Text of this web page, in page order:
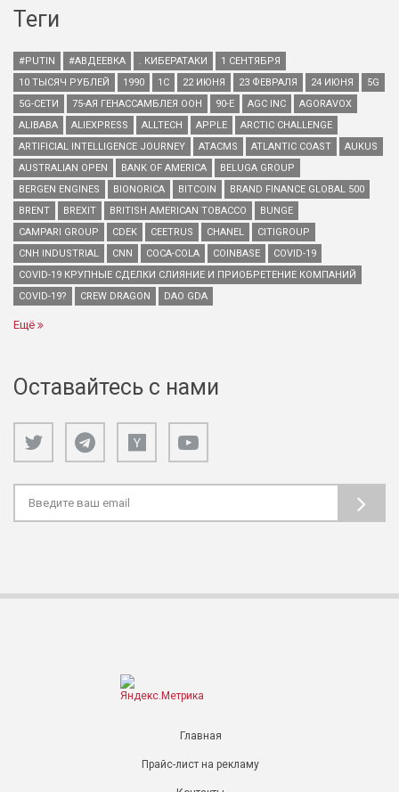
Теги
#PUTIN #АВДЕЕВКА . КИБЕРАТАКИ
1 СЕНТЯБРЯ
10 ТЫСЯЧ РУБЛЕЙ
1990 1С 22 ИЮНЯ 23 ФЕВРАЛЯ 24 ИЮНЯ
5G
5G-СЕТИ
75-АЯ ГЕНАССАМБЛЕЯ ООН 90-Е AGC INC
AGORAVOX
ALIBABA
ALIEXPRESS ALLTECH APPLE
ARCTIC CHALLENGE
ARTIFICIAL INTELLIGENCE JOURNEY
ATACMS ATLANTIC COAST
AUKUS
AUSTRALIAN OPEN
BANK OF AMERICA
BELUGA GROUP
BERGEN ENGINES
BIONORICA BITCOIN
BRAND FINANCE GLOBAL 500
BRENT
BREXIT BRITISH AMERICAN TOBACCO
BUNGE
CAMPARI GROUP
CDEK CEETRUS CHANEL
CITIGROUP
CNH INDUSTRIAL
CNN COCA-COLA COINBASE
COVID-19
COVID-19 КРУПНЫЕ СДЕЛКИ СЛИЯНИЕ И ПРИОБРЕТЕНИЕ КОМПАНИЙ
COVID-19?
CREW DRAGON DAO GDA
Ещё
Оставайтесь с нами
Главная
Прайс-лист на рекламу